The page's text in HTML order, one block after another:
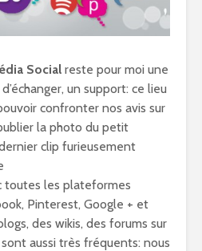
Social reste pour moi une
un support: ce lieu
confronter nos avis sur
la photo du petit
clip furieusement
toutes les plateformes
Pinterest, Google + et
des wikis, des forums sur
aussi très fréquents: nous